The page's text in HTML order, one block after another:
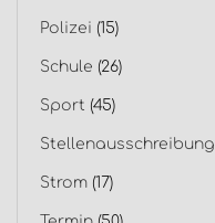
Polizei (15)
Schule (26)
Sport (45)
Stellenausschreibung
Strom (17)